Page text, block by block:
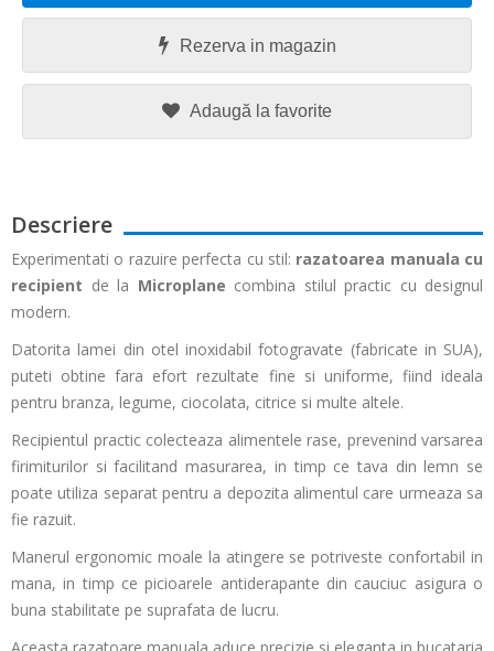
Rezerva in magazin
Adaugă la favorite
Descriere
Experimentati o razuire perfecta cu stil: razatoarea manuala cu
recipient de la Microplane combina stilul practic cu designul
modern.
Datorita lamei din otel inoxidabil fotogravate (fabricate in SUA),
puteti obtine fara efort rezultate fine si uniforme, fiind ideala
pentru branza, legume, ciocolata, citrice si multe altele.
Recipientul practic colecteaza alimentele rase, prevenind varsarea
firimiturilor si facilitand masurarea, in timp ce tava din lemn se
poate utiliza separat pentru a depozita alimentul care urmeaza sa
fie razuit.
Manerul ergonomic moale la atingere se potriveste confortabil in
mana, in timp ce picioarele antiderapante din cauciuc asigura o
buna stabilitate pe suprafata de lucru.